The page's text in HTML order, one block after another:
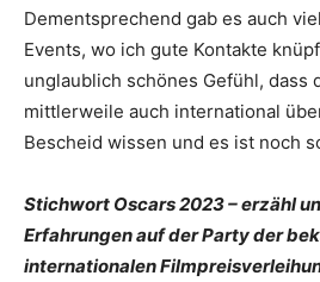
Dementsprechend gab es auch
Events, wo ich gute Kontakte
unglaublich schönes Gefühl, dass
mittlerweile auch international
Bescheid wissen und es ist noch
Stichwort Oscars 2023 – erzähl
Erfahrungen auf der Party der
internationalen